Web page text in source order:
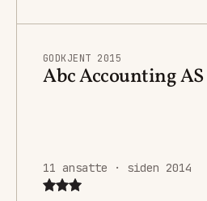
GODKJENT 2015
Abc Accounting AS
11 ansatte · siden 2014